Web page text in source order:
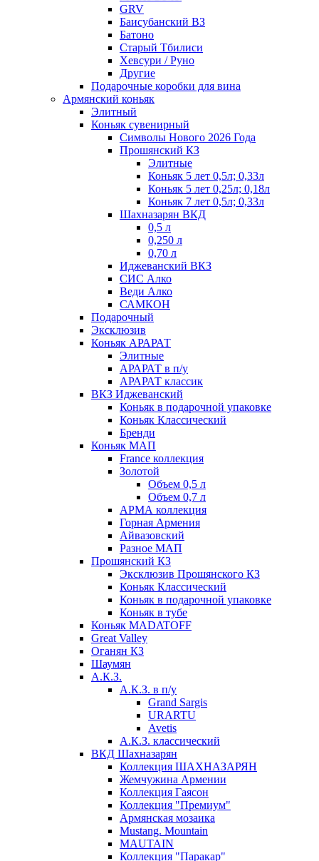
GRV
Баисубанский ВЗ
Батоно
Старый Тбилиси
Хевсури / Руно
Другие
Подарочные коробки для вина
Армянский коньяк
Элитный
Коньяк сувенирный
Символы Нового 2026 Года
Прошянский КЗ
Элитные
Коньяк 5 лет 0,5л; 0,33л
Коньяк 5 лет 0,25л; 0,18л
Коньяк 7 лет 0,5л; 0,33л
Шахназарян ВКД
0,5 л
0,250 л
0,70 л
Иджеванский ВКЗ
СИС Алко
Веди Алко
САМКОН
Подарочный
Эксклюзив
Коньяк АРАРАТ
Элитные
АРАРАТ в п/у
АРАРАТ классик
ВКЗ Иджеванский
Коньяк в подарочной упаковке
Коньяк Классический
Бренди
Коньяк МАП
France коллекция
Золотой
Объем 0,5 л
Объем 0,7 л
АРМА коллекция
Горная Армения
Айвазовский
Разное МАП
Прошянский КЗ
Эксклюзив Прошянского КЗ
Коньяк Классический
Коньяк в подарочной упаковке
Коньяк в тубе
Коньяк MADATOFF
Great Valley
Оганян КЗ
Шаумян
А.К.З.
А.К.З. в п/у
Grand Sargis
URARTU
Avetis
А.К.З. классический
ВКД Шахназарян
Коллекция ШАХНАЗАРЯН
Жемчужина Армении
Коллекция Гаясон
Коллекция "Премиум"
Армянская мозаика
Mustang. Mountain
MAUTAIN
Коллекция "Паракар"